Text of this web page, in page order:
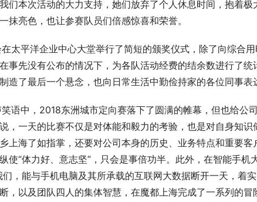
们本次活动的大力支持，她们放弃了个人休息时间，抱着
抹亮色，也让参赛队员们倍感惊喜和荣誉。
太平洋企业中心大堂举行了简短的颁奖仪式，除了向综合
事先没有公布的情况下，为各队活动经费的结余数进行了
造了最后一个悬念，也向日常生活中勤俭持家的各位同事表
语中，2018东洲城市定向赛落下了圆满的帷幕，但也给公
，一天的比赛不仅是对体能和毅力的考验，也是对自身知
上海了如指掌，还要对公司本身的历史、业务特点和重要
使“体力好、意志坚”，只会是事倍功半。此外，在智能手机
们，能与手机电脑及其所承载的互联网大数据断开一天，着
，以及团队四人的集体智慧，在魔都上海完成了一系列的